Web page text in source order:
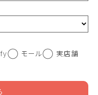
モール
実店舗